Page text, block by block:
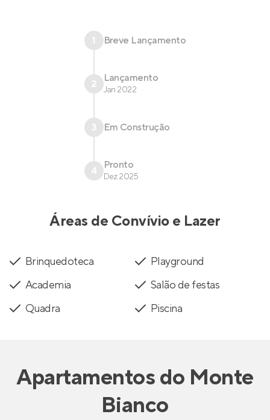
1 Breve Lançamento
2 Lançamento
Jan 2022
3 Em Construção
4 Pronto
Dez 2025
Áreas de Convívio e Lazer
Brinquedoteca
Playground
Academia
Salão de festas
Quadra
Piscina
Apartamentosdo Monte
Bianco